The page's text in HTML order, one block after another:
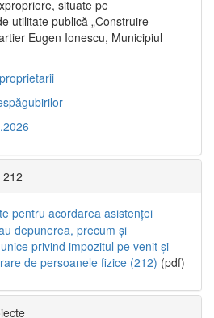
situate pe
utilitate publică „Construire
Eugen Ionescu, Municipiul
pentru acordarea asistenței
depunerea, precum și
privind impozitul pe venit și
de persoanele fizice (212) (pdf)